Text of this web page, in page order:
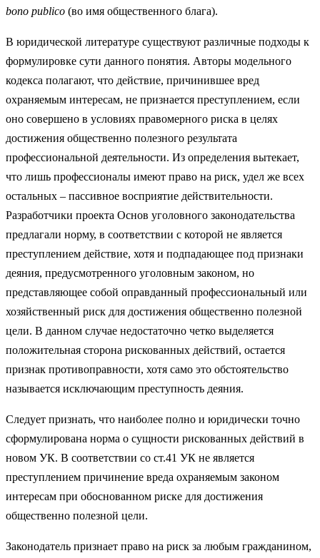
bono publico (во имя общественного блага).
В юридической литературе существуют различные подходы к
формулировке сути данного понятия. Авторы модельного
кодекса полагают, что действие, причинившее вред
охраняемым интересам, не признается преступлением, если
оно совершено в условиях правомерного риска в целях
достижения общественно полезного результата
профессиональной деятельности. Из определения вытекает,
что лишь профессионалы имеют право на риск, удел же всех
остальных – пассивное восприятие действительности.
Разработчики проекта Основ уголовного законодательства
предлагали норму, в соответствии с которой не является
преступлением действие, хотя и подпадающее под признаки
деяния, предусмотренного уголовным законом, но
представляющее собой оправданный профессиональный или
хозяйственный риск для достижения общественно полезной
цели. В данном случае недостаточно четко выделяется
положительная сторона рискованных действий, остается
признак противоправности, хотя само это обстоятельство
называется исключающим преступность деяния.
Следует признать, что наиболее полно и юридически точно
сформулирована норма о сущности рискованных действий в
новом УК. В соответствии со ст.41 УК не является
преступлением причинение вреда охраняемым законом
интересам при обоснованном риске для достижения
общественно полезной цели.
Законодатель признает право на риск за любым гражданином,